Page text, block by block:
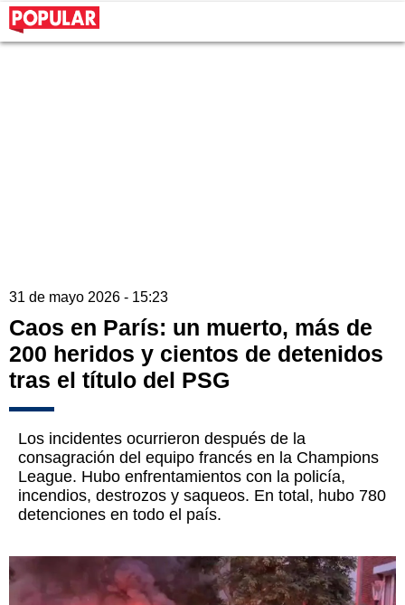
31 de mayo 2026 - 15:23
Caos en París: un muerto, más de
200 heridos y cientos de detenidos
tras el título del PSG
Los incidentes ocurrieron después de la
consagración del equipo francés en la Champions
League. Hubo enfrentamientos con la policía,
incendios, destrozos y saqueos. En total, hubo 780
detenciones en todo el país.